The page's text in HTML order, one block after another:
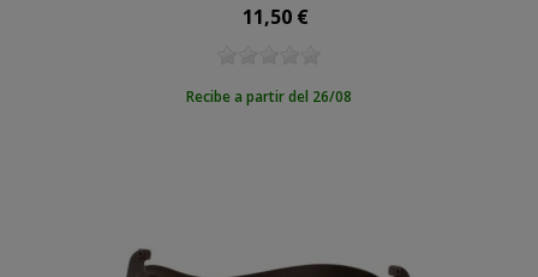
Precio
11,50 €
Recibe a partir del 26/08